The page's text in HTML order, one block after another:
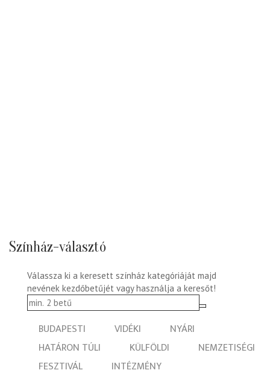
Színház-választó
Válassza ki a keresett színház kategóriáját majd
nevének kezdőbetűjét vagy használja a keresőt!
BUDAPESTI VIDÉKI
NYÁRI
HATÁRON TÚLI
KÜLFÖLDI
NEMZETISÉGI
FESZTIVÁL
INTÉZMÉNY